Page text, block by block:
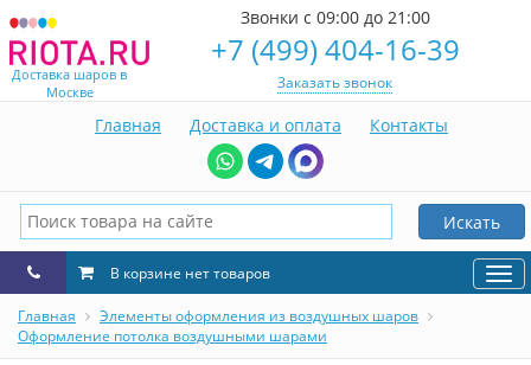
Доставка шаров в
Москве
Звонки с 09:00 до 21:00
+7 (499) 404-16-39
Заказать звонок
Главная Доставка и оплата Контакты
Искать
В корзине нет товаров
Главная
Элементы оформления из воздушных шаров
Оформление потолка воздушными шарами